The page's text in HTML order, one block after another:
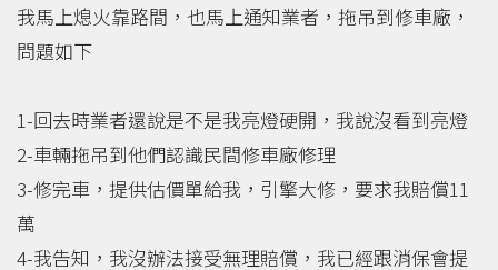
我馬上熄火靠路間，也馬上通知業者，拖吊到修車廠，
問題如下
1-回去時業者還說是不是我亮燈硬開，我說沒看到亮燈
2-車輛拖吊到他們認識民間修車廠修理
3-修完車，提供估價單給我，引擎大修，要求我賠償11
萬
4-我告知，我沒辦法接受無理賠償，我已經跟消保會提